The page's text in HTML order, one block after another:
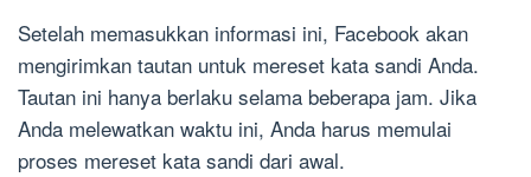
Setelah memasukkan informasi ini, Facebook akan
mengirimkan tautan untuk mereset kata sandi Anda.
Tautan ini hanya berlaku selama beberapa jam. Jika
Anda melewatkan waktu ini, Anda harus memulai
proses mereset kata sandi dari awal.